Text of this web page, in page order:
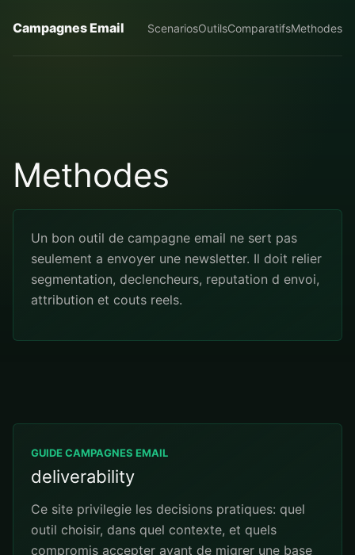
Campagnes Email ScenariosOutilsComparatifsMethodes
Methodes
Un bon outil de campagne email ne sert pas
seulement a envoyer une newsletter. Il doit relier
segmentation, declencheurs, reputation d envoi,
attribution et couts reels.
GUIDE CAMPAGNES EMAIL
deliverability
Ce site privilegie les decisions pratiques: quel
outil choisir, dans quel contexte, et quels
compromis accepter avant de migrer une base